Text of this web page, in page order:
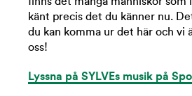
känt precis det du känner nu.
du kan komma ur det här och vi
oss!
Lyssna på SYLVEs musik på